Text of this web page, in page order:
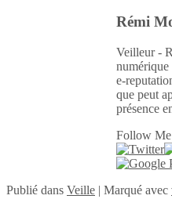
Rémi
Veilleur -
numérique
e-
que peut
présence
Follow
Publié dans Veille | Marqué avec